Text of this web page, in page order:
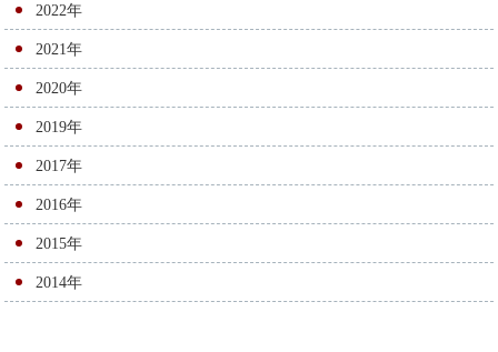
2022年
2021年
2020年
2019年
2017年
2016年
2015年
2014年